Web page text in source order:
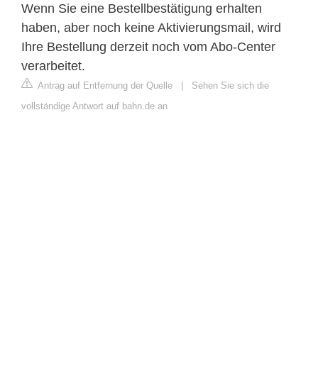
Wenn Sie eine Bestellbestätigung erhalten
haben, aber noch keine Aktivierungsmail, wird
Ihre Bestellung derzeit noch vom Abo-Center
verarbeitet.
Antrag auf Entfernung der Quelle | Sehen Sie sich die
vollständige Antwort auf bahn.de an